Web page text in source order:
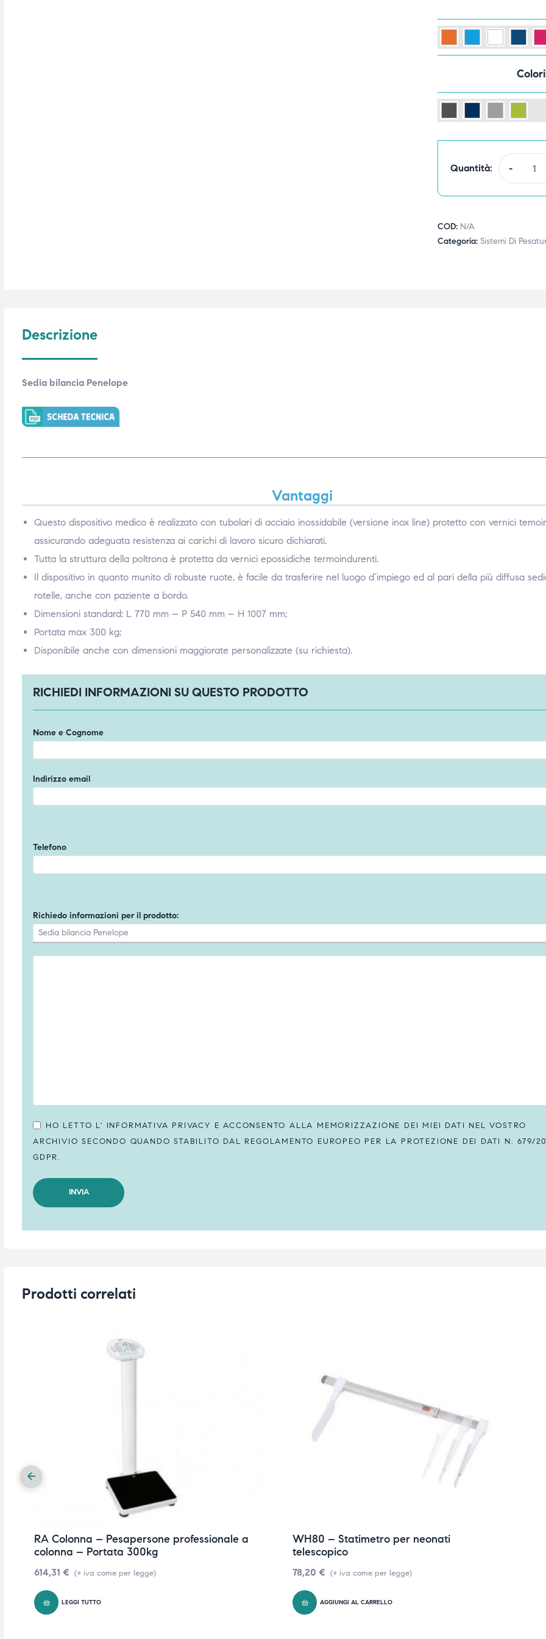
Quantità: -
COD: N/A
Categoria: Sistemi Di
Descrizione
Sedia bilancia Penelope
Vantaggi
Questo dispositivo medico è realizzato con tubolari di acciaio inossidabile (versione inox line) protetto con vernici
assicurando adeguata resistenza ai carichi di lavoro sicuro dichiarati.
Tutta la struttura della poltrona è protetta da vernici epossidiche termoindurenti.
Il dispositivo in quanto munito di robuste ruote, è facile da trasferire nel luogo d’impiego ed al pari della più diffusa
rotelle, anche con paziente a bordo.
Dimensioni standard: L 770 mm – P 540 mm – H 1007 mm;
Portata max 300 kg;
Disponibile anche con dimensioni maggiorate personalizzate (su richiesta).
RICHIEDI INFORMAZIONI SU QUESTO PRODOTTO
Nome e Cognome
Indirizzo email
Telefono
Richiedo informazioni per il prodotto:
HO LETTO L' INFORMATIVA PRIVACY E ACCONSENTO ALLA MEMORIZZAZIONE DEI MIEI DATI NEL VOSTRO
ARCHIVIO SECONDO QUANDO STABILITO DAL REGOLAMENTO EUROPEO PER LA PROTEZIONE DEI DATI N. 679/
GDPR.
Prodotti correlati
RA Colonna – Pesapersone professionale a
colonna – Portata 300kg
614,31 € (+ iva come per legge)
LEGGI TUTTO
WH80 – Statimetro per neonati
telescopico
78,20 € (+ iva come per legge)
AGGIUNGI AL CARRELLO